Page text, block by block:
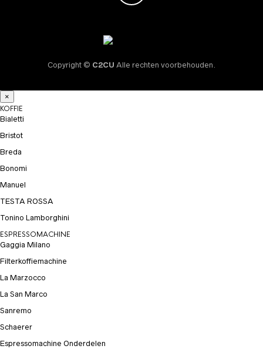
Copyright © C2CU Alle rechten voorbehouden.
×
KOFFIE
Bialetti
Bristot
Breda
Bonomi
Manuel
TESTA ROSSA
Tonino Lamborghini
ESPRESSOMACHINE
Gaggia Milano
Filterkoffiemachine
La Marzocco
La San Marco
Sanremo
Schaerer
Espressomachine Onderdelen